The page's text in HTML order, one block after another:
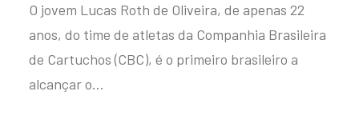
O jovem Lucas Roth de Oliveira, de apenas 22
anos, do time de atletas da Companhia Brasileira
de Cartuchos (CBC), é o primeiro brasileiro a
alcançar o…